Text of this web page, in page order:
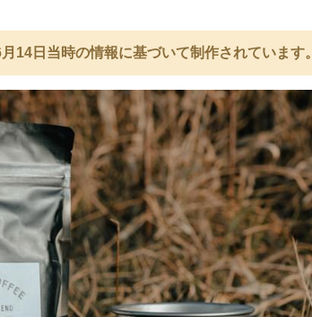
14日当時の情報に基づいて制作されています。